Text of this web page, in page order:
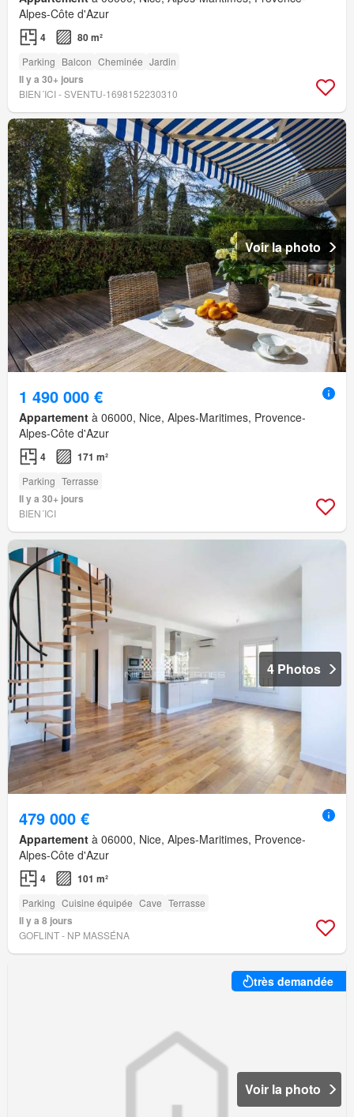
Alpes-Côte d'Azur
4 80 m²
Parking Balcon Cheminée Jardin
Il y a 30+ jours
BIEN´ICI - SVENTU-1698152230310
Voir la photo
1 490 000 €
Appartement à 06000, Nice, Alpes-Maritimes, Provence-
Alpes-Côte d'Azur
4 171 m²
Parking Terrasse
Il y a 30+ jours
BIEN´ICI
4 Photos
479 000 €
Appartement à 06000, Nice, Alpes-Maritimes, Provence-
Alpes-Côte d'Azur
4 101 m²
Parking Cuisine équipée Cave Terrasse
Il y a 8 jours
GOFLINT - NP MASSÉNA
très demandée
Voir la photo